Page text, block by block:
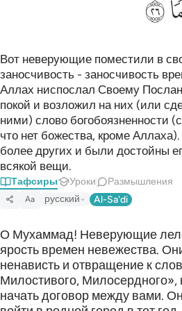
ﲟ
Вот неверующие поместили в
заносчивость - заносчивость
Аллах ниспослал Своему
покой и возложил на них (или
ними) слово богобоязненности
что нет божества, кроме
более других и были достойны
всякой вещи.
Тафсиры Уроки Размышления
Aa русский Al-Sa'di
О Мухаммад! Неверующие
ярость времен невежества.
ненависть и отвращение к
Милостивого, Милосердного»,
начать договор между вами.